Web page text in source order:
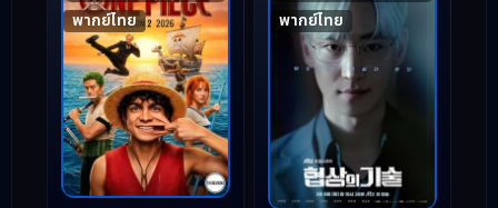
พากย์ไทย
พากย์ไทย